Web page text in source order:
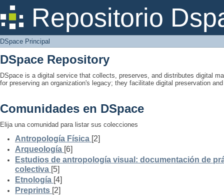
Repositorio
DSpace Principal
DSpace Principal
DSpace Repository
DSpace is a digital service that collects, preserves, and distributes digital
for preserving an organization's legacy; they facilitate digital preservation
Comunidades en DSpace
Elija una comunidad para listar sus colecciones
Antropología Física [2]
Arqueología [6]
Estudios de antropología visual: documentación de
colectiva [5]
Etnología [4]
Preprints [2]